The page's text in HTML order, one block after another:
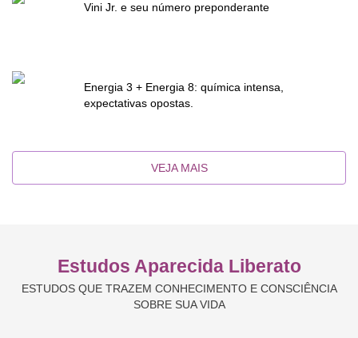
Vini Jr. e seu número preponderante
Energia 3 + Energia 8: química intensa,
expectativas opostas.
VEJA MAIS
Estudos Aparecida Liberato
ESTUDOS QUE TRAZEM CONHECIMENTO E CONSCIÊNCIA
SOBRE SUA VIDA